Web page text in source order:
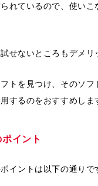
れているので、使い
せないところもデメ
トを見つけ、そのソ
するのをおすすめしま
イント
イントは以下の通りで